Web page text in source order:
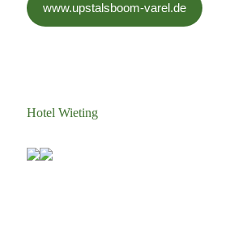
www.upstalsboom-varel.de
Hotel Wieting